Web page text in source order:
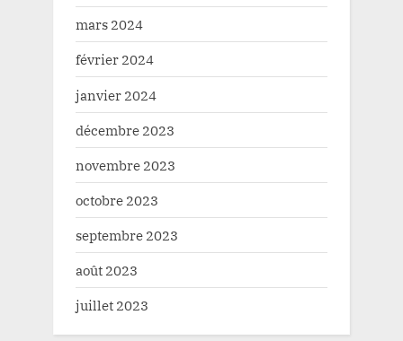
mars 2024
février 2024
janvier 2024
décembre 2023
novembre 2023
octobre 2023
septembre 2023
août 2023
juillet 2023